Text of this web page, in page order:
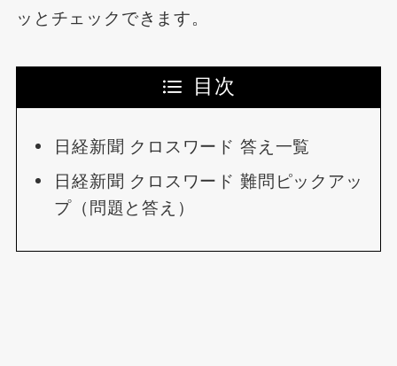
ッとチェックできます。
目次
日経新聞 クロスワード 答え一覧
日経新聞 クロスワード 難問ピックアッ
プ（問題と答え）